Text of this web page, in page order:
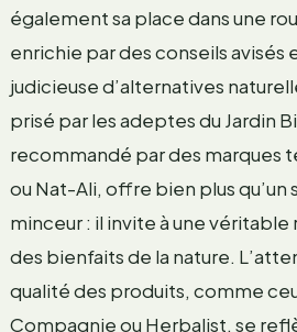
également sa place dans une
enrichie par des conseils avisés
judicieuse d’alternatives
prisé par les adeptes du Jardin
recommandé par des marques
ou Nat-Ali, offre bien plus
minceur : il invite à une
des bienfaits de la nature.
qualité des produits, comme
Compagnie ou Herbalist, se